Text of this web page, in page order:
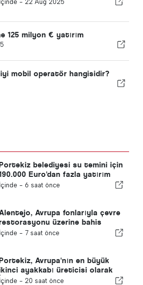
İçinde - 22 Aug 2025
125 milyon € yatırım
mobil operatör hangisidir?
belediyesi su temini için
Euro'dan fazla yatırım
yapıyor
İçinde - 6 saat önce
Avrupa fonlarıyla çevre
üzerine bahis
yapıyor
İçinde - 7 saat önce
Avrupa'nın en büyük
ayakkabı üreticisi olarak
İspanya'yı geride bıraktı
İçinde - 20 saat önce